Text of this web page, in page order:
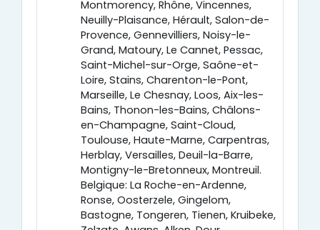
Montmorency, Rhône, Vincennes,
Neuilly-Plaisance, Hérault, Salon-de-
Provence, Gennevilliers, Noisy-le-
Grand, Matoury, Le Cannet, Pessac,
Saint-Michel-sur-Orge, Saône-et-
Loire, Stains, Charenton-le-Pont,
Marseille, Le Chesnay, Loos, Aix-les-
Bains, Thonon-les-Bains, Châlons-
en-Champagne, Saint-Cloud,
Toulouse, Haute-Marne, Carpentras,
Herblay, Versailles, Deuil-la-Barre,
Montigny-le-Bretonneux, Montreuil.
Belgique: La Roche-en-Ardenne,
Ronse, Oosterzele, Gingelom,
Bastogne, Tongeren, Tienen, Kruibeke,